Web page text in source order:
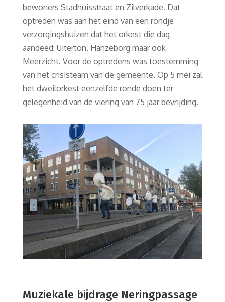
bewoners Stadhuisstraat en Zilverkade. Dat
optreden was aan het eind van een rondje
verzorgingshuizen dat het orkest die dag
aandeed: Uiterton, Hanzeborg maar ook
Meerzicht. Voor de optredens was toestemming
van het crisisteam van de gemeente. Op 5 mei zal
het dweilorkest eenzelfde ronde doen ter
gelegenheid van de viering van 75 jaar bevrijding.
Muziekale bijdrage Neringpassage